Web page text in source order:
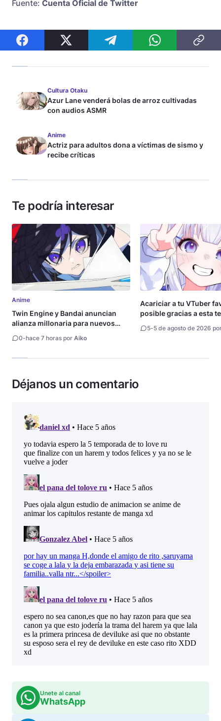
Fuente: Cuenta Oficial de Twitter
Cultura Otaku
Azur Lane venderá bolas de arroz cultivadas
con audios ASMR
Anime
Actriz para adultos dona a víctimas de sismo y
recibe críticas
Te podría interesar
Anime
Twin Engine y Bandai anuncian
alianza millonaria para nuevos
0-hace 7 horas por Aiko
Acariciar a tu VTuber
posible gracias a esta
5-5 de agosto de 2026
Déjanos un comentario
Unete al canal
WhatsApp